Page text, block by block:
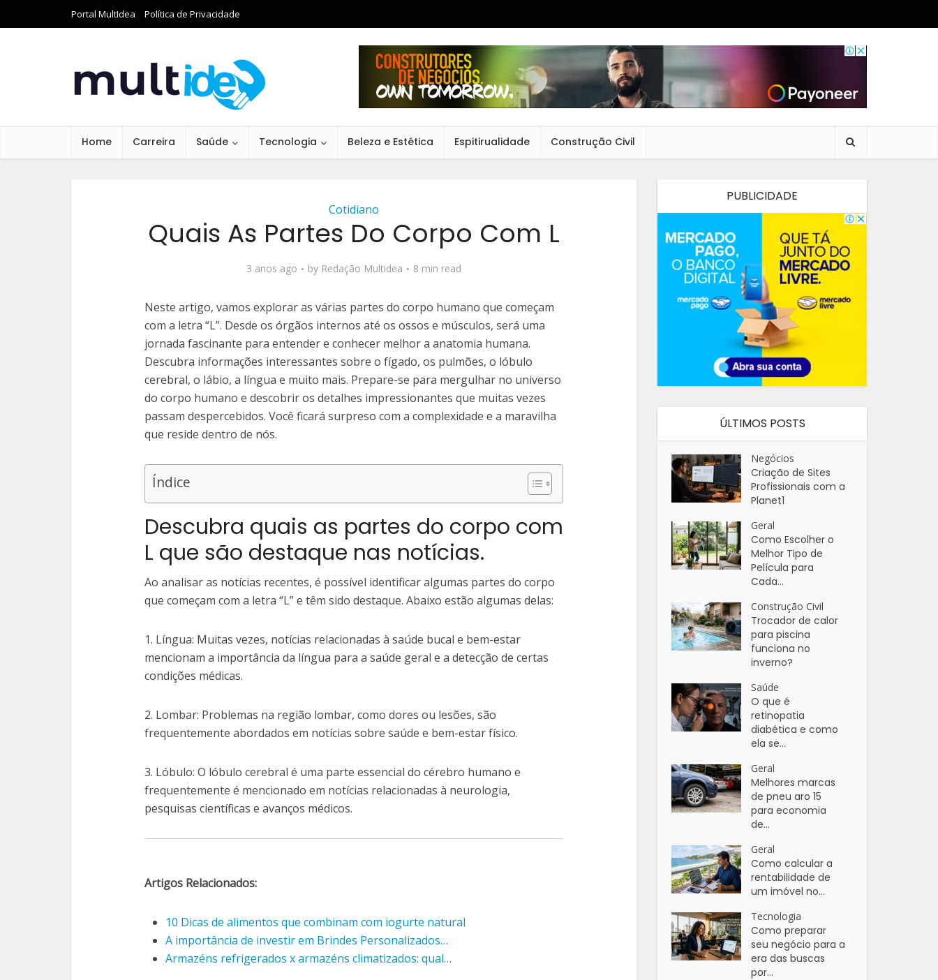
Portal MultIdea Política de Privacidade
Home Carreira Saúde Tecnologia Beleza e Estética Espitirualidade Construção Civil
Cotidiano
Quais As Partes Do Corpo Com L
3 anos ago by Redação Multidea 8 min read
Neste artigo, vamos explorar as várias partes do corpo humano que começam
com a letra “L”. Desde os órgãos internos até os ossos e músculos, será uma
jornada fascinante para entender e conhecer melhor a anatomia humana.
Descubra informações interessantes sobre o fígado, os pulmões, o lóbulo
cerebral, o lábio, a língua e muito mais. Prepare-se para mergulhar no universo
do corpo humano e descobrir os detalhes impressionantes que muitas vezes
passam despercebidos. Você ficará surpreso com a complexidade e a maravilha
que reside dentro de nós.
Índice
Descubra quais as partes do corpo com
L que são destaque nas notícias.
Ao analisar as notícias recentes, é possível identificar algumas partes do corpo
que começam com a letra “L” e têm sido destaque. Abaixo estão algumas delas:
1. Língua: Muitas vezes, notícias relacionadas à saúde bucal e bem-estar
mencionam a importância da língua para a saúde geral e a detecção de certas
condições médicas.
2. Lombar: Problemas na região lombar, como dores ou lesões, são
frequentemente abordados em notícias sobre saúde e bem-estar físico.
3. Lóbulo: O lóbulo cerebral é uma parte essencial do cérebro humano e
frequentemente é mencionado em notícias relacionadas à neurologia,
pesquisas científicas e avanços médicos.
Artigos Relacionados:
10 Dicas de alimentos que combinam com iogurte natural
A importância de investir em Brindes Personalizados…
Armazéns refrigerados x armazéns climatizados: qual…
PUBLICIDADE
ÚLTIMOS POSTS
Negócios
Criação de Sites
Profissionais com a
Planet1
Geral
Como Escolher o
Melhor Tipo de
Película para
Cada...
Construção Civil
Trocador de calor
para piscina
funciona no
inverno?
Saúde
O que é
retinopatia
diabética e como
ela se...
Geral
Melhores marcas
de pneu aro 15
para economia
de...
Geral
Como calcular a
rentabilidade de
um imóvel no...
Tecnologia
Como preparar
seu negócio para a
era das buscas
por...